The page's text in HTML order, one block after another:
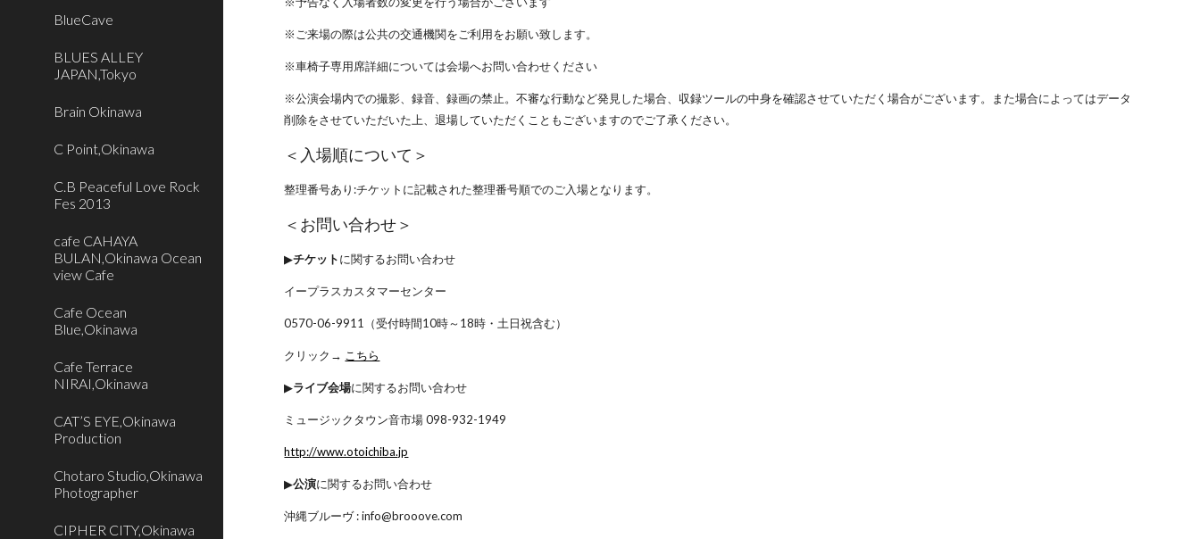
BlueCave
BLUES ALLEY
JAPAN,Tokyo
Brain Okinawa
C Point,Okinawa
C.B Peaceful Love Rock
Fes 2013
cafe CAHAYA
BULAN,Okinawa Ocean
view Cafe
Cafe Ocean
Blue,Okinawa
Cafe Terrace
NIRAI,Okinawa
CAT’S EYE,Okinawa
Production
Chotaro Studio,Okinawa
Photographer
CIPHER CITY,Okinawa
※ご来場の際は公共の交通機関をご利用をお願い致します。
※車椅子専用席詳細については会場へお問い合わせください
※公演会場内での撮影、録音、録画の禁止。不審な行動など発見した場合、収録ツールの中身を確認させていただく場合がございます。また場合によってはデータ
削除をさせていただいた上、退場していただくこともございますのでご了承ください。
＜入場順について＞
整理番号あり:チケットに記載された整理番号順でのご入場となります。
＜お問い合わせ＞
▶︎チケットに関するお問い合わせ
イープラスカスタマーセンター
0570-06-9911（受付時間10時～18時・土日祝含む）
クリック→ こちら
▶︎ライブ会場に関するお問い合わせ
ミュージックタウン音市場 098-932-1949
http://www.otoichiba.jp
▶︎公演に関するお問い合わせ
沖縄ブルーヴ : info@brooove.com